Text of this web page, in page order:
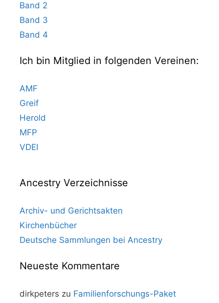
Band 2
Band 3
Band 4
Ich bin Mitglied in folgenden Vereinen:
AMF
Greif
Herold
MFP
VDEI
Ancestry Verzeichnisse
Archiv- und Gerichtsakten
Kirchenbücher
Deutsche Sammlungen bei Ancestry
Neueste Kommentare
dirkpeters zu Familienforschungs-Paket